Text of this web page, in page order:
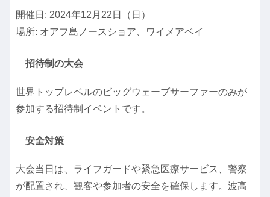
開催日: 2024年12月22日（日）
場所: オアフ島ノースショア、ワイメアベイ
招待制の大会
世界トップレベルのビッグウェーブサーファーのみが
参加する招待制イベントです。
安全対策
大会当日は、ライフガードや緊急医療サービス、警察
が配置され、観客や参加者の安全を確保します。波高